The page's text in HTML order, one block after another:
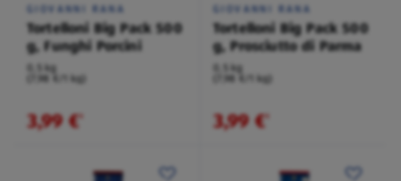
GIOVANNI RANA
Tortelloni Big Pack 500
g, Funghi Porcini
0,5 kg
(7,98 €/1 kg)
3,99 €¹
GIOVANNI RANA
Tortelloni Big Pack 500
g, Prosciutto di Parma
0,5 kg
(7,98 €/1 kg)
3,99 €¹